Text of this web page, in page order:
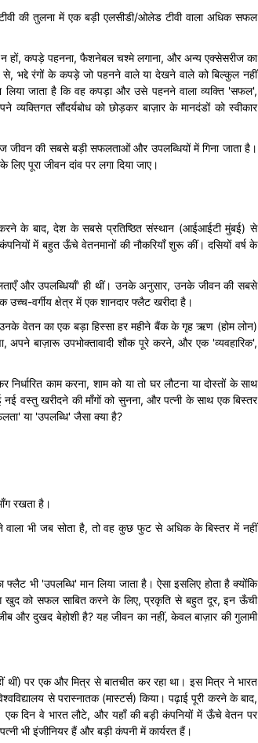
की तुलना में एक बड़ी एलसीडी/ओलेड टीवी वाला अधिक सफल
हों, कपड़े पहनना, फैशनेबल चश्मे लगाना, और अन्य एक्सेसरीज का
भद्दे रंगों के कपड़े जो पहनने वाले या देखने वाले को बिल्कुल नहीं
जाता है कि वह कपड़ा और उसे पहनने वाला व्यक्ति 'सफल',
सौंदर्यबोध को छोड़कर बाज़ार के मानदंडों को स्वीकार
जीवन की सबसे बड़ी सफलताओं और उपलब्धियों में गिना जाता है।
पूरा जीवन दांव पर लगा दिया जाए।
के बाद, देश के सबसे प्रतिष्ठित संस्थान (आईआईटी मुंबई) से
में बहुत ऊँचे वेतनमानों की नौकरियाँ शुरू कीं। दसियों वर्ष के
और उपलब्धियाँ' ही थीं। उनके अनुसार, उनके जीवन की सबसे
वर्गीय क्षेत्र में एक शानदार फ्लैट खरीदा है।
उनके वेतन का एक बड़ा हिस्सा हर महीने बैंक के गृह ऋण (होम लोन)
अपने बाज़ारू उपभोक्तावादी शौक पूरे करने, और एक 'व्यवहारिक',
काम करना, शाम को या तो घर लौटना या दोस्तों के साथ
नई वस्तु खरीदने की माँगों को सुनना, और पत्नी के साथ एक बिस्तर
या 'उपलब्धि' जैसा क्या है?
रखता है।
भी जब सोता है, तो वह कुछ फुट से अधिक के बिस्तर में नहीं
भी 'उपलब्धि' मान लिया जाता है। ऐसा इसलिए होता है क्योंकि
खुद को सफल साबित करने के लिए, प्रकृति से बहुत दूर, इन ऊँची
और दुखद बेहोशी है? यह जीवन का नहीं, केवल बाज़ार की गुलामी
पर एक और मित्र से बातचीत कर रहा था। इस मित्र ने भारत
से परास्नातक (मास्टर्स) किया। पढ़ाई पूरी करने के बाद,
एक दिन वे भारत लौटे, और यहाँ की बड़ी कंपनियों में ऊँचे वेतन पर
भी इंजीनियर हैं और बड़ी कंपनी में कार्यरत हैं।